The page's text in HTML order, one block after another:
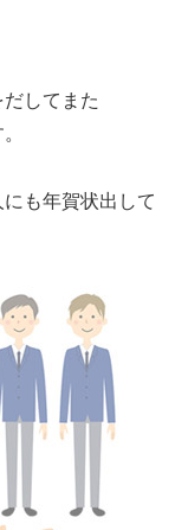
してまた
も年賀状出して